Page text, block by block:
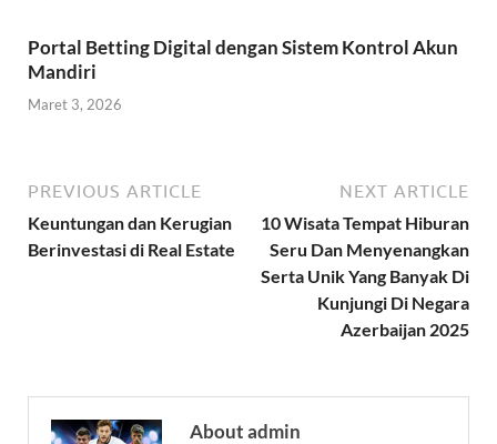
Portal Betting Digital dengan Sistem Kontrol Akun
Mandiri
Maret 3, 2026
PREVIOUS ARTICLE
Keuntungan dan Kerugian
Berinvestasi di Real Estate
NEXT ARTICLE
10 Wisata Tempat Hiburan
Seru Dan Menyenangkan
Serta Unik Yang Banyak Di
Kunjungi Di Negara
Azerbaijan 2025
About admin